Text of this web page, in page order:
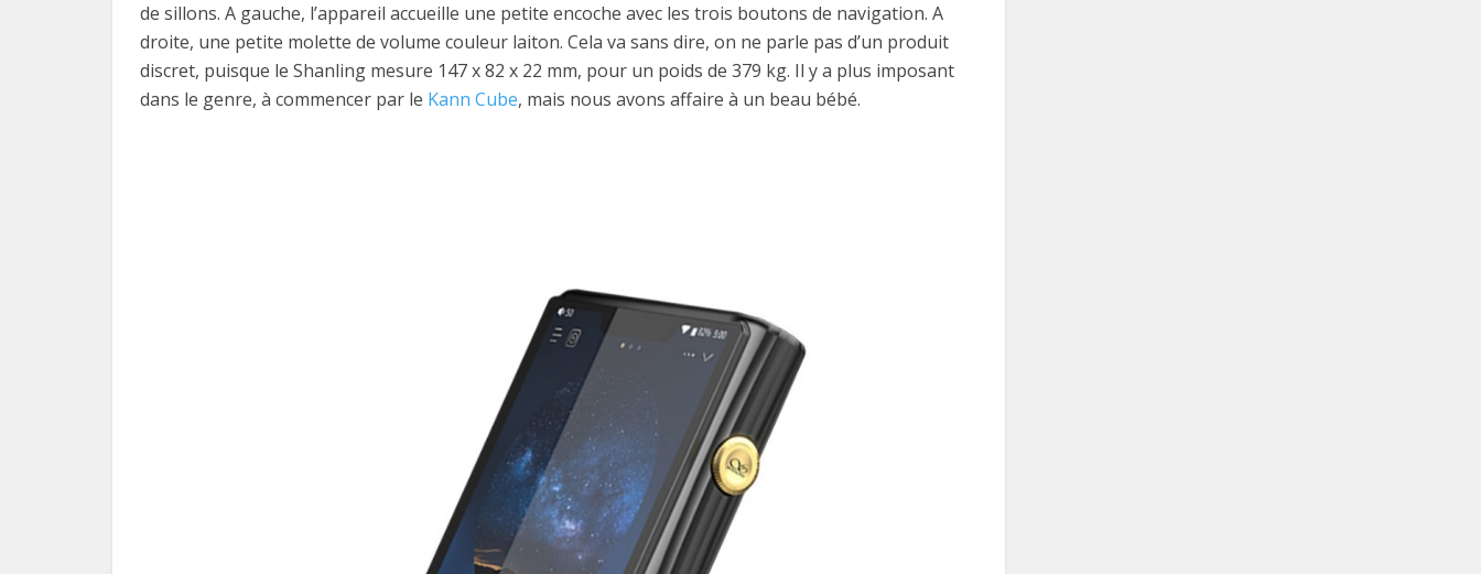
de sillons. A gauche, l’appareil accueille une petite encoche avec les trois boutons de navigation. A
droite, une petite molette de volume couleur laiton. Cela va sans dire, on ne parle pas d’un produit
discret, puisque le Shanling mesure 147 x 82 x 22 mm, pour un poids de 379 kg. Il y a plus imposant
dans le genre, à commencer par le Kann Cube, mais nous avons affaire à un beau bébé.